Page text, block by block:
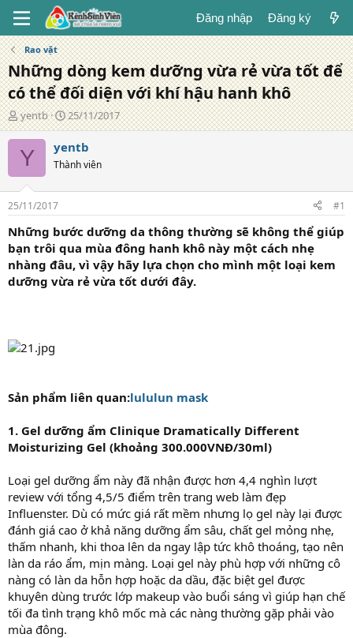
Đăng nhập Đăng ký
Rao vặt
Những dòng kem dưỡng vừa rẻ vừa tốt để
có thể đối diện với khí hậu hanh khô
T
á
c
g
ả
yentb
N
g
à
y
đ
g
25/11/2017
Y yentb
Thành viên
25/11/2017 #1
Những bước dưỡng da thông thường sẽ không thể giúp
bạn trôi qua mùa đông hanh khô này một cách nhẹ
nhàng đâu, vì vậy hãy lựa chọn cho mình một loại kem
dưỡng vừa rẻ vừa tốt dưới đây.
Sản phẩm liên quan:lululun mask
1. Gel dưỡng ẩm Clinique Dramatically Different
Moisturizing Gel (khoảng 300.000VNĐ/30ml)
Loại gel dưỡng ẩm này đã nhận được hơn 4,4 nghìn lượt
review với tổng 4,5/5 điểm trên trang web làm đẹp
Influenster. Dù có mức giá rất mềm nhưng lọ gel này lại được
đánh giá cao ở khả năng dưỡng ẩm sâu, chất gel mỏng nhẹ,
thấm nhanh, khi thoa lên da ngay lập tức khô thoáng, tạo nên
làn da ráo ẩm, mịn màng. Loại gel này phù hợp với những cô
nàng có làn da hỗn hợp hoặc da dầu, đặc biệt gel được
khuyên dùng trước lớp makeup vào buổi sáng vì giúp hạn chế
tối đa tình trạng khô mốc mà các nàng thường gặp phải vào
mùa đông.